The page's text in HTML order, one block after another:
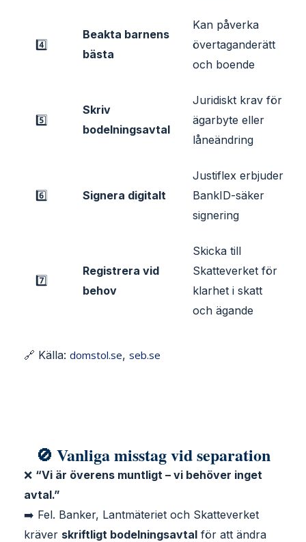
4️⃣
Beakta barnens
bästa
Kan påverka
övertaganderätt
och boende
5️⃣
Skriv
bodelningsavtal
Juridiskt krav för
ägarbyte eller
låneändring
6️⃣ Signera digitalt
Justiflex erbjuder
BankID-säker
signering
7️⃣
Registrera vid
behov
Skicka till
Skatteverket för
klarhet i skatt
och ägande
🔗 Källa: domstol.se, seb.se
🚫 Vanliga misstag vid separation
❌ “Vi är överens muntligt – vi behöver inget
avtal.”
➡️ Fel. Banker, Lantmäteriet och Skatteverket
kräver skriftligt bodelningsavtal för att ändra